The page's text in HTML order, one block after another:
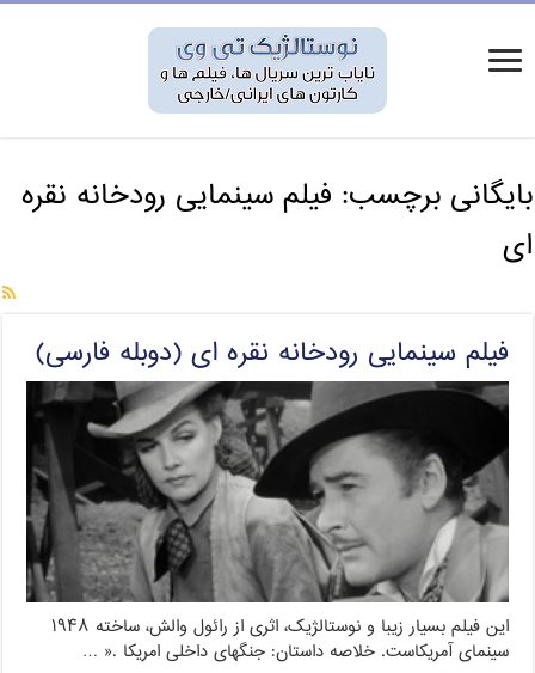
بایگانی برچسب: فیلم سینمایی رودخانه نقره
ای
فیلم سینمایی رودخانه نقره ای (دوبله فارسی)
این فیلم بسیار زیبا و نوستالژیک، اثری از رائول والش، ساخته ۱۹۴۸
سینمای آمریکاست. خلاصه داستان: جنگ‏هاى داخلى امریکا .« …